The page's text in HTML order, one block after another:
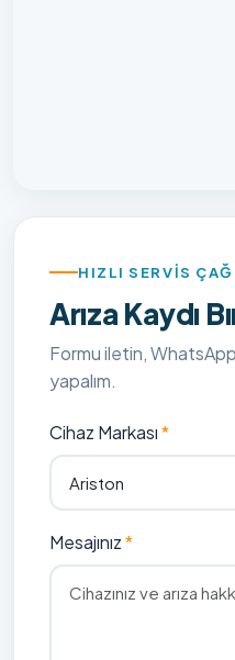
HIZLI SERVIS
Arıza Kaydı
Formu iletin,
yapalım.
Cihaz Markası
Mesajınız